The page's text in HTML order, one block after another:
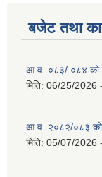
बजेट तथा
आ.व. ०८३/ ०८४ को
मिति: 06/25/2026
आ.व. २०८२/०८३ को
मिति: 05/07/2026